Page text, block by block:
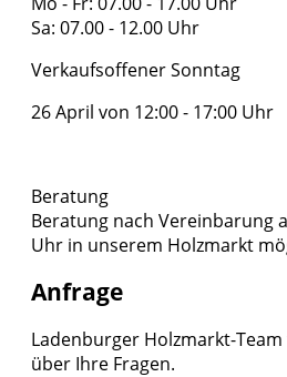
Sa: 07.00 - 12.00 Uhr
Verkaufsoffener Sonntag
26 April von 12:00 - 17:00 Uhr
Beratung
Beratung nach Vereinbarung
Uhr in unserem Holzmarkt
Anfrage
Ladenburger Holzmarkt-
über Ihre Fragen.